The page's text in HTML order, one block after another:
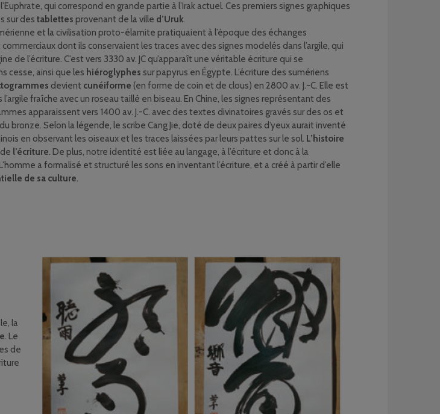
qui correspond en grande partie à l’Irak actuel. Ces premiers signes graphiques
sur des tablettes provenant de la ville d’Uruk.
et la civilisation proto-élamite pratiquaient à l’époque des échanges
dont ils conservaient les traces avec des signes modelés dans l’argile, qui
de l’écriture. C’est vers 3330 av. JC qu’apparaît une véritable écriture qui se
cesse, ainsi que les hiéroglyphes sur papyrus en Égypte. L’écriture des sumériens
devient cunéiforme (en forme de coin et de clous) en 2800 av. J.-C. Elle est
l’argile fraîche avec un roseau taillé en biseau. En Chine, les signes représentant des
apparaissent vers 1400 av. J.-C. avec des textes divinatoires gravés sur des os et
bronze. Selon la légende, le scribe Cang Jie, doté de deux paires d’yeux aurait inventé
en observant les oiseaux et les traces laissées par leurs pattes sur le sol. L’histoire
l’écriture. De plus, notre identité est liée au langage, à l’écriture et donc à la
a formalisé et structuré les sons en inventant l’écriture, et a créé à partir d’elle
de sa culture.
la
. Le
de